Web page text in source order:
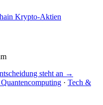
Krypto-Aktien
steht an →
· Tech &